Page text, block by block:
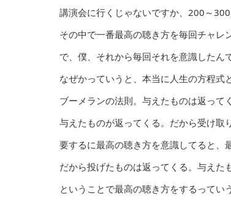
講演会に行くじゃないですか、200～
その中で一番最高の聴き方を毎回チャレ
で、僕、それから毎回それを意識したん
なぜかっていうと、本当に人生の方程式
ブーメランの法則。与えたものは返って
与えたものが返ってくる。だから受け取
要するに最高の聴き方を意識してると、
だから投げたものは返ってくる。与えた
ということで最高の聴き方をするって